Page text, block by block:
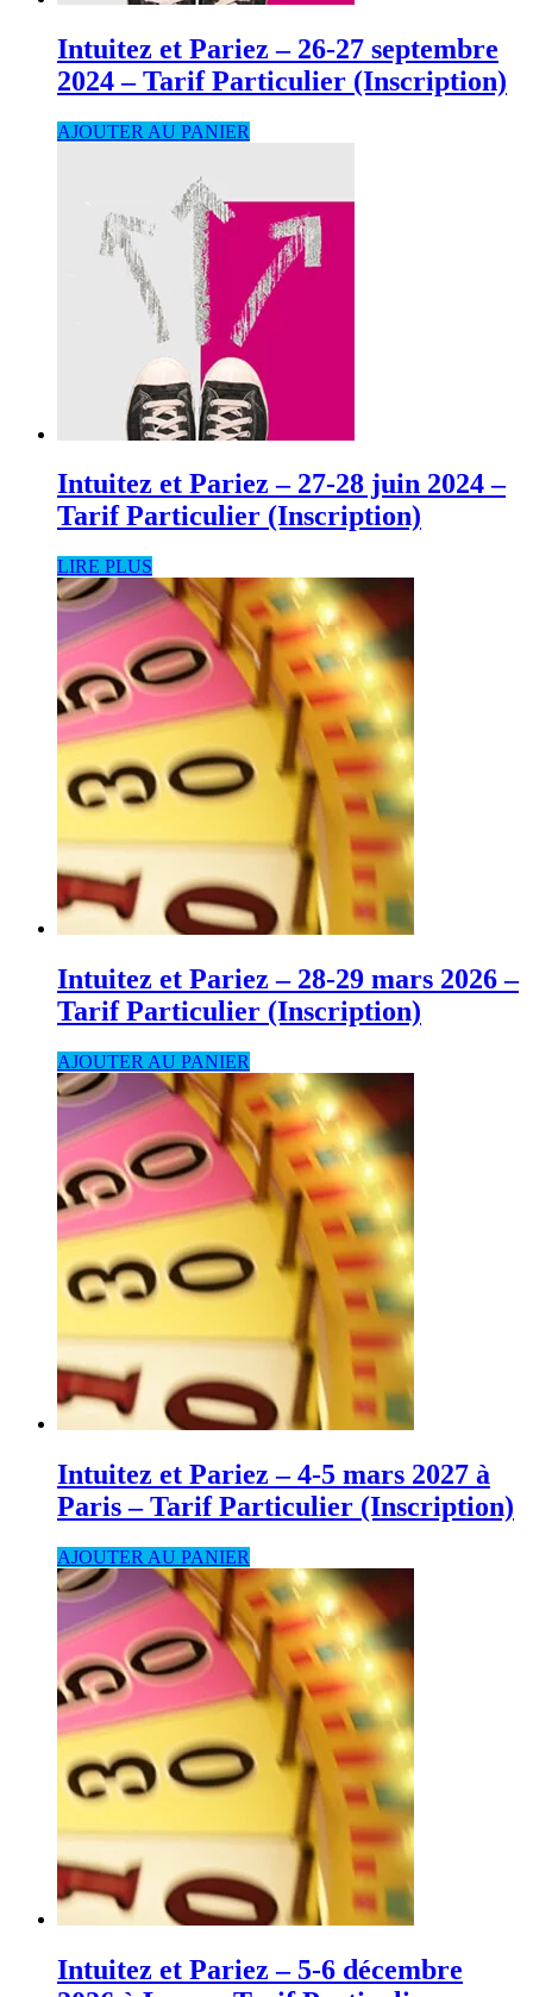
Intuitez et Pariez – 26-27 septembre
2024 – Tarif Particulier (Inscription)
AJOUTER AU PANIER
Intuitez et Pariez – 27-28 juin 2024 –
Tarif Particulier (Inscription)
LIRE PLUS
Intuitez et Pariez – 28-29 mars 2026 –
Tarif Particulier (Inscription)
AJOUTER AU PANIER
Intuitez et Pariez – 4-5 mars 2027 à
Paris – Tarif Particulier (Inscription)
AJOUTER AU PANIER
Intuitez et Pariez – 5-6 décembre